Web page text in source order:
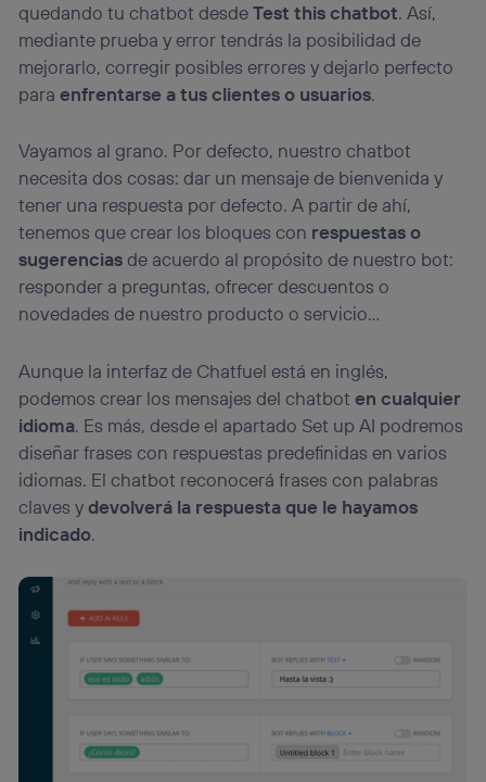
quedando tu chatbot desdeTest this chatbot. Así,
mediante prueba y error tendrás la posibilidad de
mejorarlo, corregir posibles errores y dejarlo perfecto
paraenfrentarse a tus clientes o usuarios.
Vayamos al grano. Por defecto, nuestro chatbot
necesita dos cosas: dar un mensaje de bienvenida y
tener una respuesta por defecto. A partir de ahí,
tenemos que crear los bloques con respuestas o
sugerenciasde acuerdo al propósito de nuestro bot:
responder a preguntas, ofrecer descuentos o
novedades de nuestro producto o servicio…
Aunque la interfaz de Chatfuel está en inglés,
podemos crear los mensajes del chatboten cualquier
idioma. Es más, desde el apartado Set up AI podremos
diseñar frases con respuestas predefinidas en varios
idiomas. El chatbot reconocerá frases con palabras
claves ydevolverá la respuesta que le hayamos
indicado.